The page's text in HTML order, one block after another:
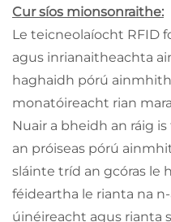
Cur síos mionsonraithe:
Le teicneolaíocht RFID
agus inrianaitheachta
haghaidh pórú
monatóireacht rian
Nuair a bheidh an ráig
an próiseas pórú
sláinte tríd an gcóras le
féideartha le rianta na
úinéireacht agus rianta